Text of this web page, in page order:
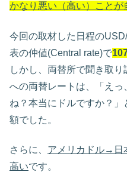
かなり悪い（高い）ことが
今回の取材した日程の
表の仲値(Central rate)で
しかし、両替所で聞き取
への両替レートは、「えっ
ね？本当にドルですか？
額でした。
さらに、 アメリカドル→日
高いです。